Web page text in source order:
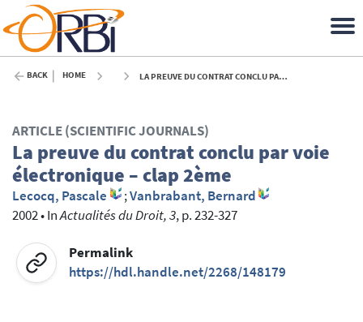
BACK HOME LA PREUVE DU CONTRAT CONCLU PAR VOIE ÉLECTRONIQUE – CLAP 2ÈME - 2002
ARTICLE (SCIENTIFIC JOURNALS)
La preuve du contrat conclu par voie
électronique – clap 2ème
Lecocq, Pascale ;Vanbrabant, Bernard
2002•InActualités du Droit, 3, p. 232-327
Permalink
https://hdl.handle.net/2268/148179